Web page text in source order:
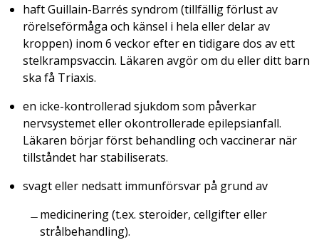
haft Guillain-Barrés syndrom (tillfällig förlust av
rörelseförmåga och känsel i hela eller delar av
kroppen) inom 6 veckor efter en tidigare dos av ett
stelkrampsvaccin. Läkaren avgör om du eller ditt barn
ska få Triaxis.
en icke-kontrollerad sjukdom som påverkar
nervsystemet eller okontrollerade epilepsianfall.
Läkaren börjar först behandling och vaccinerar när
tillståndet har stabiliserats.
svagt eller nedsatt immunförsvar på grund av
medicinering (t.ex. steroider, cellgifter eller
strålbehandling).